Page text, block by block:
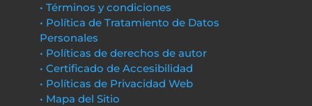
• Términos y condiciones
• Política de Tratamiento de Datos
Personales
• Políticas de derechos de autor
• Certificado de Accesibilidad
• Políticas de Privacidad Web
• Mapa del Sitio